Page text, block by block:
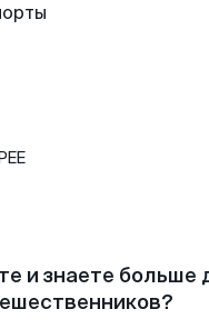
и знаете больше